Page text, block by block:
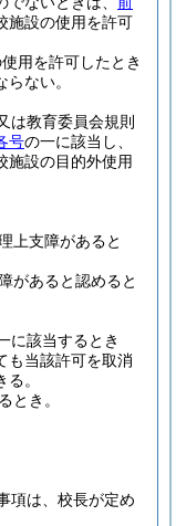
施設の使用を許可
用を許可したとき
ない。
は教育委員会規則
号の一に該当し、
施設の目的外使用
上支障があると
があると認めると
に該当するとき
も当該許可を取消
。
とき。
項は、校長が定め